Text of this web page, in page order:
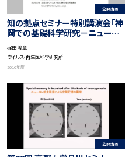
公開講義
知の拠点セミナー特別講演会「神
岡での基礎科学研究－ニュートリ
ノと重力波－」
梶⽥ 隆章
ウイルス・再生医科学研究所
2016年度
公開講義